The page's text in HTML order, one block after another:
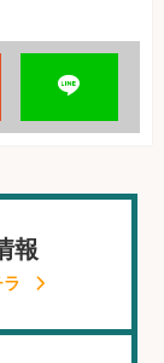
報